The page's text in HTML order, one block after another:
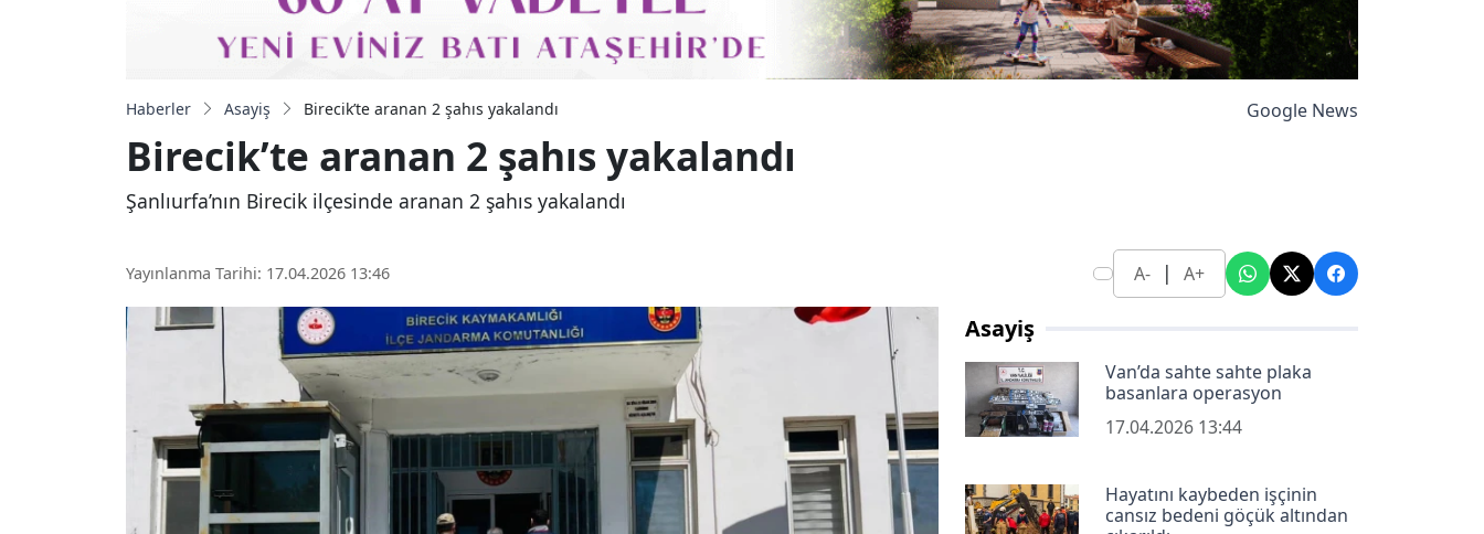
Haberler Asayiş Birecik’te aranan 2 şahıs yakalandı Google News
Birecik’te aranan 2 şahıs yakalandı
Şanlıurfa’nın Birecik ilçesinde aranan 2 şahıs yakalandı
Yayınlanma Tarihi: 17.04.2026 13:46 A- | A+
Asayiş
Van’da sahte sahte plaka
basanlara operasyon
17.04.2026 13:44
Hayatını kaybeden işçinin
cansız bedeni göçük altından